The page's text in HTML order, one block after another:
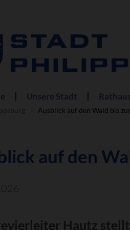
Unsere Stadt
Ausblick auf den Wald bis
auf den
Hautz